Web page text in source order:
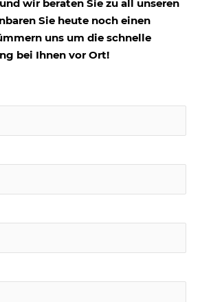
wir beraten Sie zu all unseren
Sie heute noch einen
uns um die schnelle
bei Ihnen vor Ort!